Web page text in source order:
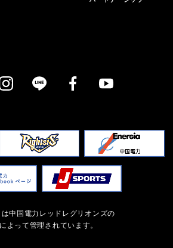
は中国電力レッドレグリオンズの
よって管理されています。